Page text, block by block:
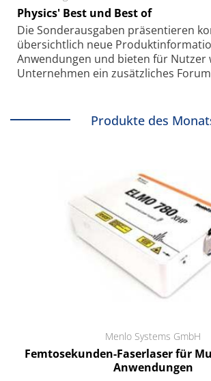
Physics' Best und Best of
Die Sonder­ausgaben präsentieren
übersichtlich neue
Anwendungen und bieten für Nutzer
Unternehmen ein zusätzliches
Produkte des
Menlo Systems GmbH
Femtosekunden-Faserlaser für
Anwendungen